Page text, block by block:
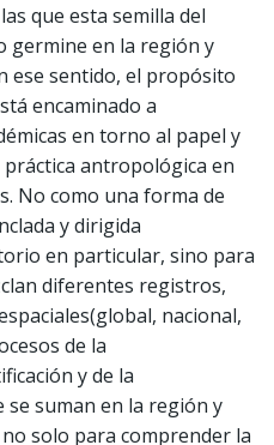
que esta semilla del
germine en la región y
ese sentido, el propósito
encaminado a
en torno al papel y
antropológica en
No como una forma de
y dirigida
en particular, sino para
diferentes registros,
nacional,
de la
y de la
suman en la región y
solo para comprender la